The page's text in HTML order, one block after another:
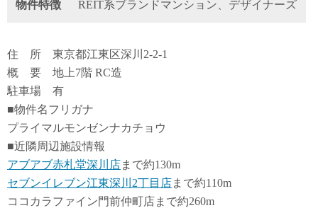
物件特徴 REIT系ブランドマンション、デザイナーズ
住 所 東京都江東区深川2-2-1
概 要 地上7階 RC造
駐車場 有
■物件名フリガナ
プライマルモンゼンナカチョウ
■近隣周辺施設情報
アブアブ赤札堂深川店まで約130m
セブンイレブン江東深川2丁目店まで約110m
ココカラファイン門前仲町店まで約260m